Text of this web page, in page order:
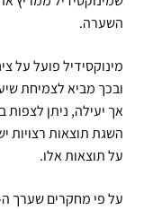
השערה.
מינוקסידיל פועל על
ובכך מביא לצמיחת
השגת תוצאות
על תוצאות אלו.